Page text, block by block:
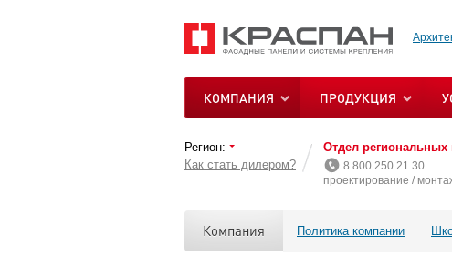
КОМПАНИЯ ПРОДУКЦИЯ
Регион:
Как стать дилером?
Отдел региональных
8 800 250 21 30
проектирование /
Компания Политика компании